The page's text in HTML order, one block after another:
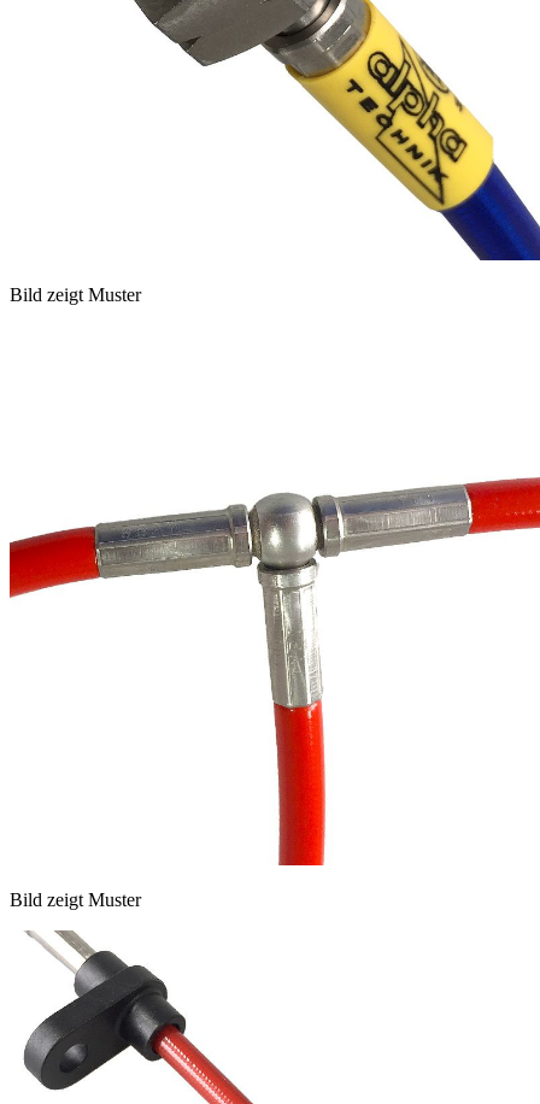
Bild zeigt Muster
Bild zeigt Muster